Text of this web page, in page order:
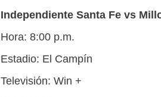
Independiente Santa Fe vs
Hora: 8:00 p.m.
Estadio: El Campín
Televisión: Win +